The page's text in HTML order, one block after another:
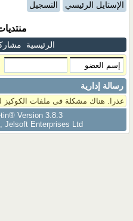
الإستايل الرئيسي التسجيل
الرئيسية
رسالة إدارية
عذرا. هناك مشكلة فى ملفات الكوكيز
Version 3.8.3
Jelsoft Enterprises Ltd.